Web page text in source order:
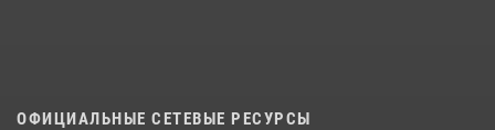
ОФИЦИАЛЬНЫЕ СЕТЕВЫЕ РЕСУРСЫ